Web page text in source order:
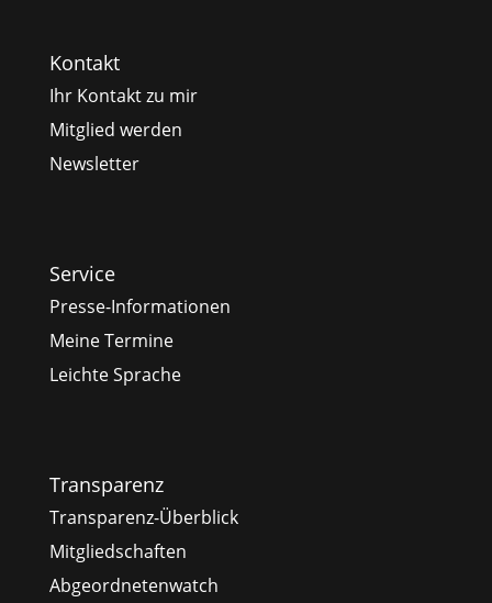
Kontakt
Ihr Kontakt zu mir
Mitglied werden
Newsletter
Service
Presse-Informationen
Meine Termine
Leichte Sprache
Transparenz
Transparenz-Überblick
Mitgliedschaften
Abgeordnetenwatch